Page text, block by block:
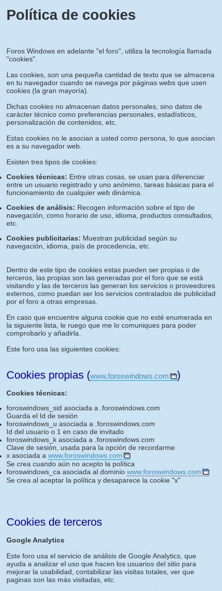
Política de cookies
Foros Windows en adelante "el foro", utiliza la tecnología llamada
"cookies".
Las cookies, son una pequeña cantidad de texto que se almacena
en tu navegador cuando se navega por páginas webs que usen
cookies (la gran mayoría).
Dichas cookies no almacenan datos personales, sino datos de
carácter técnico como preferencias personales, estadísticos,
personalización de contenidos, etc.
Estas cookies no le asocian a usted como persona, lo que asocian
es a su navegador web.
Existen tres tipos de cookies:
Cookies técnicas: Entre otras cosas, se usan para diferenciar
entre un usuario registrado y uno anónimo, tareas básicas para el
funcionamiento de cualquier web dinámica.
Cookies de análisis: Recogen información sobre el tipo de
navegación, como horario de uso, idioma, productos consultados,
etc.
Cookies publicitarias: Muestran publicidad según su
navegación, idioma, país de procedencia, etc.
Dentro de este tipo de cookies estas pueden ser propias o de
terceros, las propias son las generadas por el foro que se está
visitando y las de terceros las generan los servicios o proveedores
externos, como puedan ser los servicios contratados de publicidad
por el foro a otras empresas.
En caso que encuentre alguna cookie que no esté enumerada en
la siguiente lista, le ruego que me lo comuniques para poder
comprobarlo y añadirla.
Este foro usa las siguientes cookies:
Cookies propias (www.foroswindows.com )
Cookies técnicas:
foroswindows_sid asociada a .foroswindows.com
Guarda el Id de sesión
foroswindows_u asociada a .foroswindows.com
Id del usuario o 1 en caso de invitado
foroswindows_k asociada a .foroswindows.com
Clave de sesión, usada para la opción de recordarme
x asociada a www.foroswindows.com
Se crea cuando aún no acepto la política
foroswindows_ca asociada al dominio www.foroswindows.com
Se crea al aceptar la política y desaparece la cookie "x"
Cookies de terceros
Google Analytics
Este foro usa el servicio de análisis de Google Analytics, que
ayuda a analizar el uso que hacen los usuarios del sitio para
mejorar la usabilidad, contabilizar las visitas totales, ver que
paginas son las más visitadas, etc.